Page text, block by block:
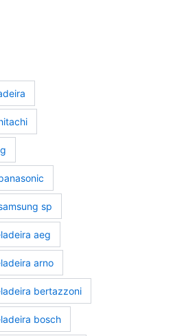
sp
aeg
arno
bertazzoni
bosch